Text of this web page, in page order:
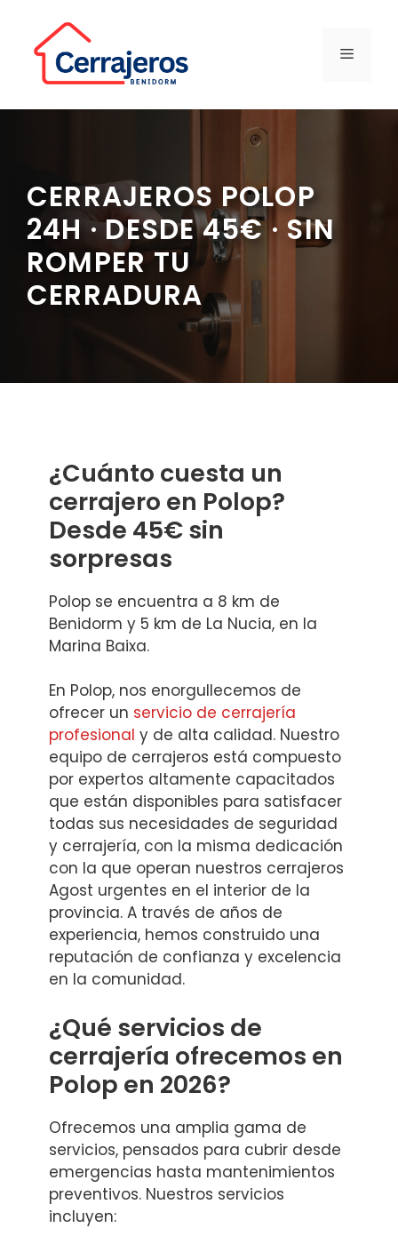
contenido
MENÚ
CERRAJEROS POLOP
24H · DESDE 45€ · SIN
ROMPER TU
CERRADURA
¿Cuánto cuesta un
cerrajero en Polop?
Desde 45€ sin
sorpresas
Polop se encuentra a 8 km de
Benidorm y 5 km de La Nucia, en la
Marina Baixa.
En Polop, nos enorgullecemos de
ofrecer un servicio de cerrajería
profesional y de alta calidad. Nuestro
equipo de cerrajeros está compuesto
por expertos altamente capacitados
que están disponibles para satisfacer
todas sus necesidades de seguridad
y cerrajería, con la misma dedicación
con la que operan nuestros cerrajeros
Agost urgentes en el interior de la
provincia. A través de años de
experiencia, hemos construido una
reputación de confianza y excelencia
en la comunidad.
¿Qué servicios de
cerrajería ofrecemos en
Polop en 2026?
Ofrecemos una amplia gama de
servicios, pensados para cubrir desde
emergencias hasta mantenimientos
preventivos. Nuestros servicios
incluyen: